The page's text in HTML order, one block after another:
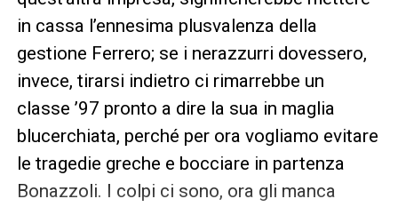
in cassa l’ennesima plusvalenza della
gestione Ferrero; se i nerazzurri dovessero,
invece, tirarsi indietro ci rimarrebbe un
classe ’97 pronto a dire la sua in maglia
blucerchiata, perché per ora vogliamo evitare
le tragedie greche e bocciare in partenza
Bonazzoli. I colpi ci sono, ora gli manca